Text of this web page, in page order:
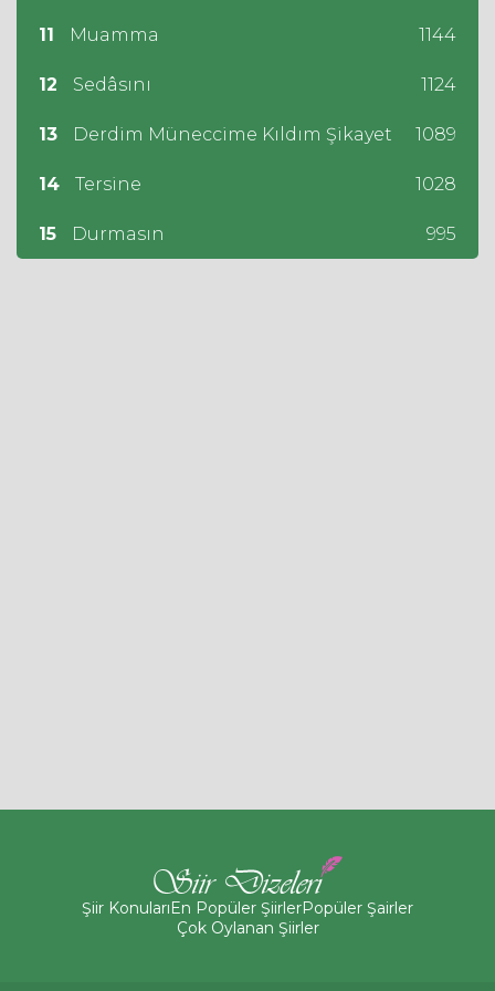
11 Muamma 1144
12 Sedâsını 1124
13 Derdim Müneccime Kıldım Şikayet 1089
14 Tersine 1028
15 Durmasın 995
Şiir KonularıEn Popüler ŞiirlerPopüler Şairler
Çok Oylanan Şiirler